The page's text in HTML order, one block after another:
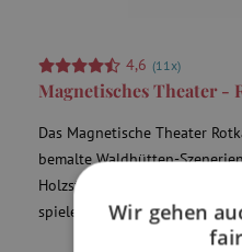
4,6 (11x)
Magnetisches Theater -
Das Magnetische Theater
bemalte Waldhütten-
Holzstäben und Figuren mit
spielen. Das Produkt ist für
Wir gehen